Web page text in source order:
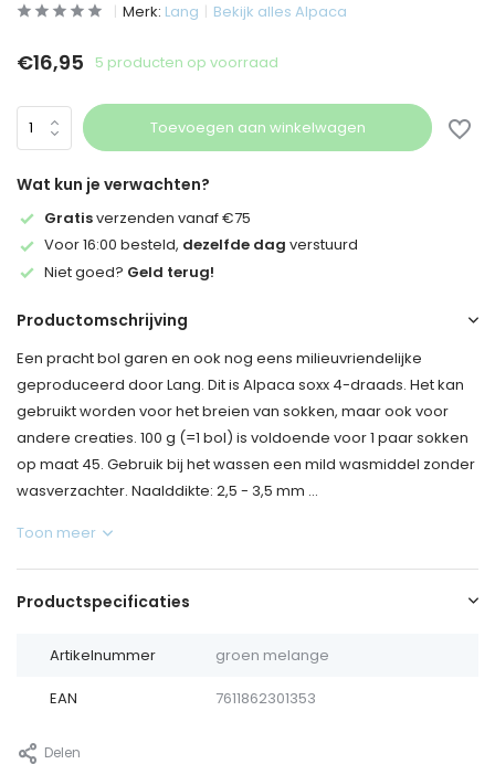
Merk: Lang Bekijk alles Alpaca
€16,95 5 producten op voorraad
Toevoegen aan winkelwagen
Wat kun je verwachten?
Gratisverzenden vanaf €75
Voor 16:00 besteld, dezelfde dag verstuurd
Niet goed? Geld terug!
Productomschrijving
Een pracht bol garen en ook nog eens milieuvriendelijke
geproduceerd door Lang. Dit is Alpaca soxx 4-draads. Het kan
gebruikt worden voor het breien van sokken, maar ook voor
andere creaties. 100 g (=1 bol) is voldoende voor 1 paar sokken
op maat 45. Gebruik bij het wassen een mild wasmiddel zonder
wasverzachter. Naalddikte: 2,5 - 3,5 mm ...
Toon meer
Productspecificaties
Artikelnummer groen melange
EAN 7611862301353
Delen